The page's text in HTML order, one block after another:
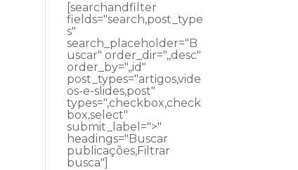
[searchandfilter
fields="search,post_type
s"
search_placeholder="B
uscar" order_dir=",,desc"
order_by=",,id"
post_types="artigos,vide
os-e-slides,post"
types=",checkbox,check
box,select"
submit_label=">"
headings="Buscar
publicações,Filtrar
busca"]